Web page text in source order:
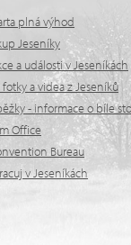
plná výhod
Jeseníky
a události v Jeseníkách
fotky a videa z Jeseníků
- informace o bíle
Office
Bureau
v Jeseníkách